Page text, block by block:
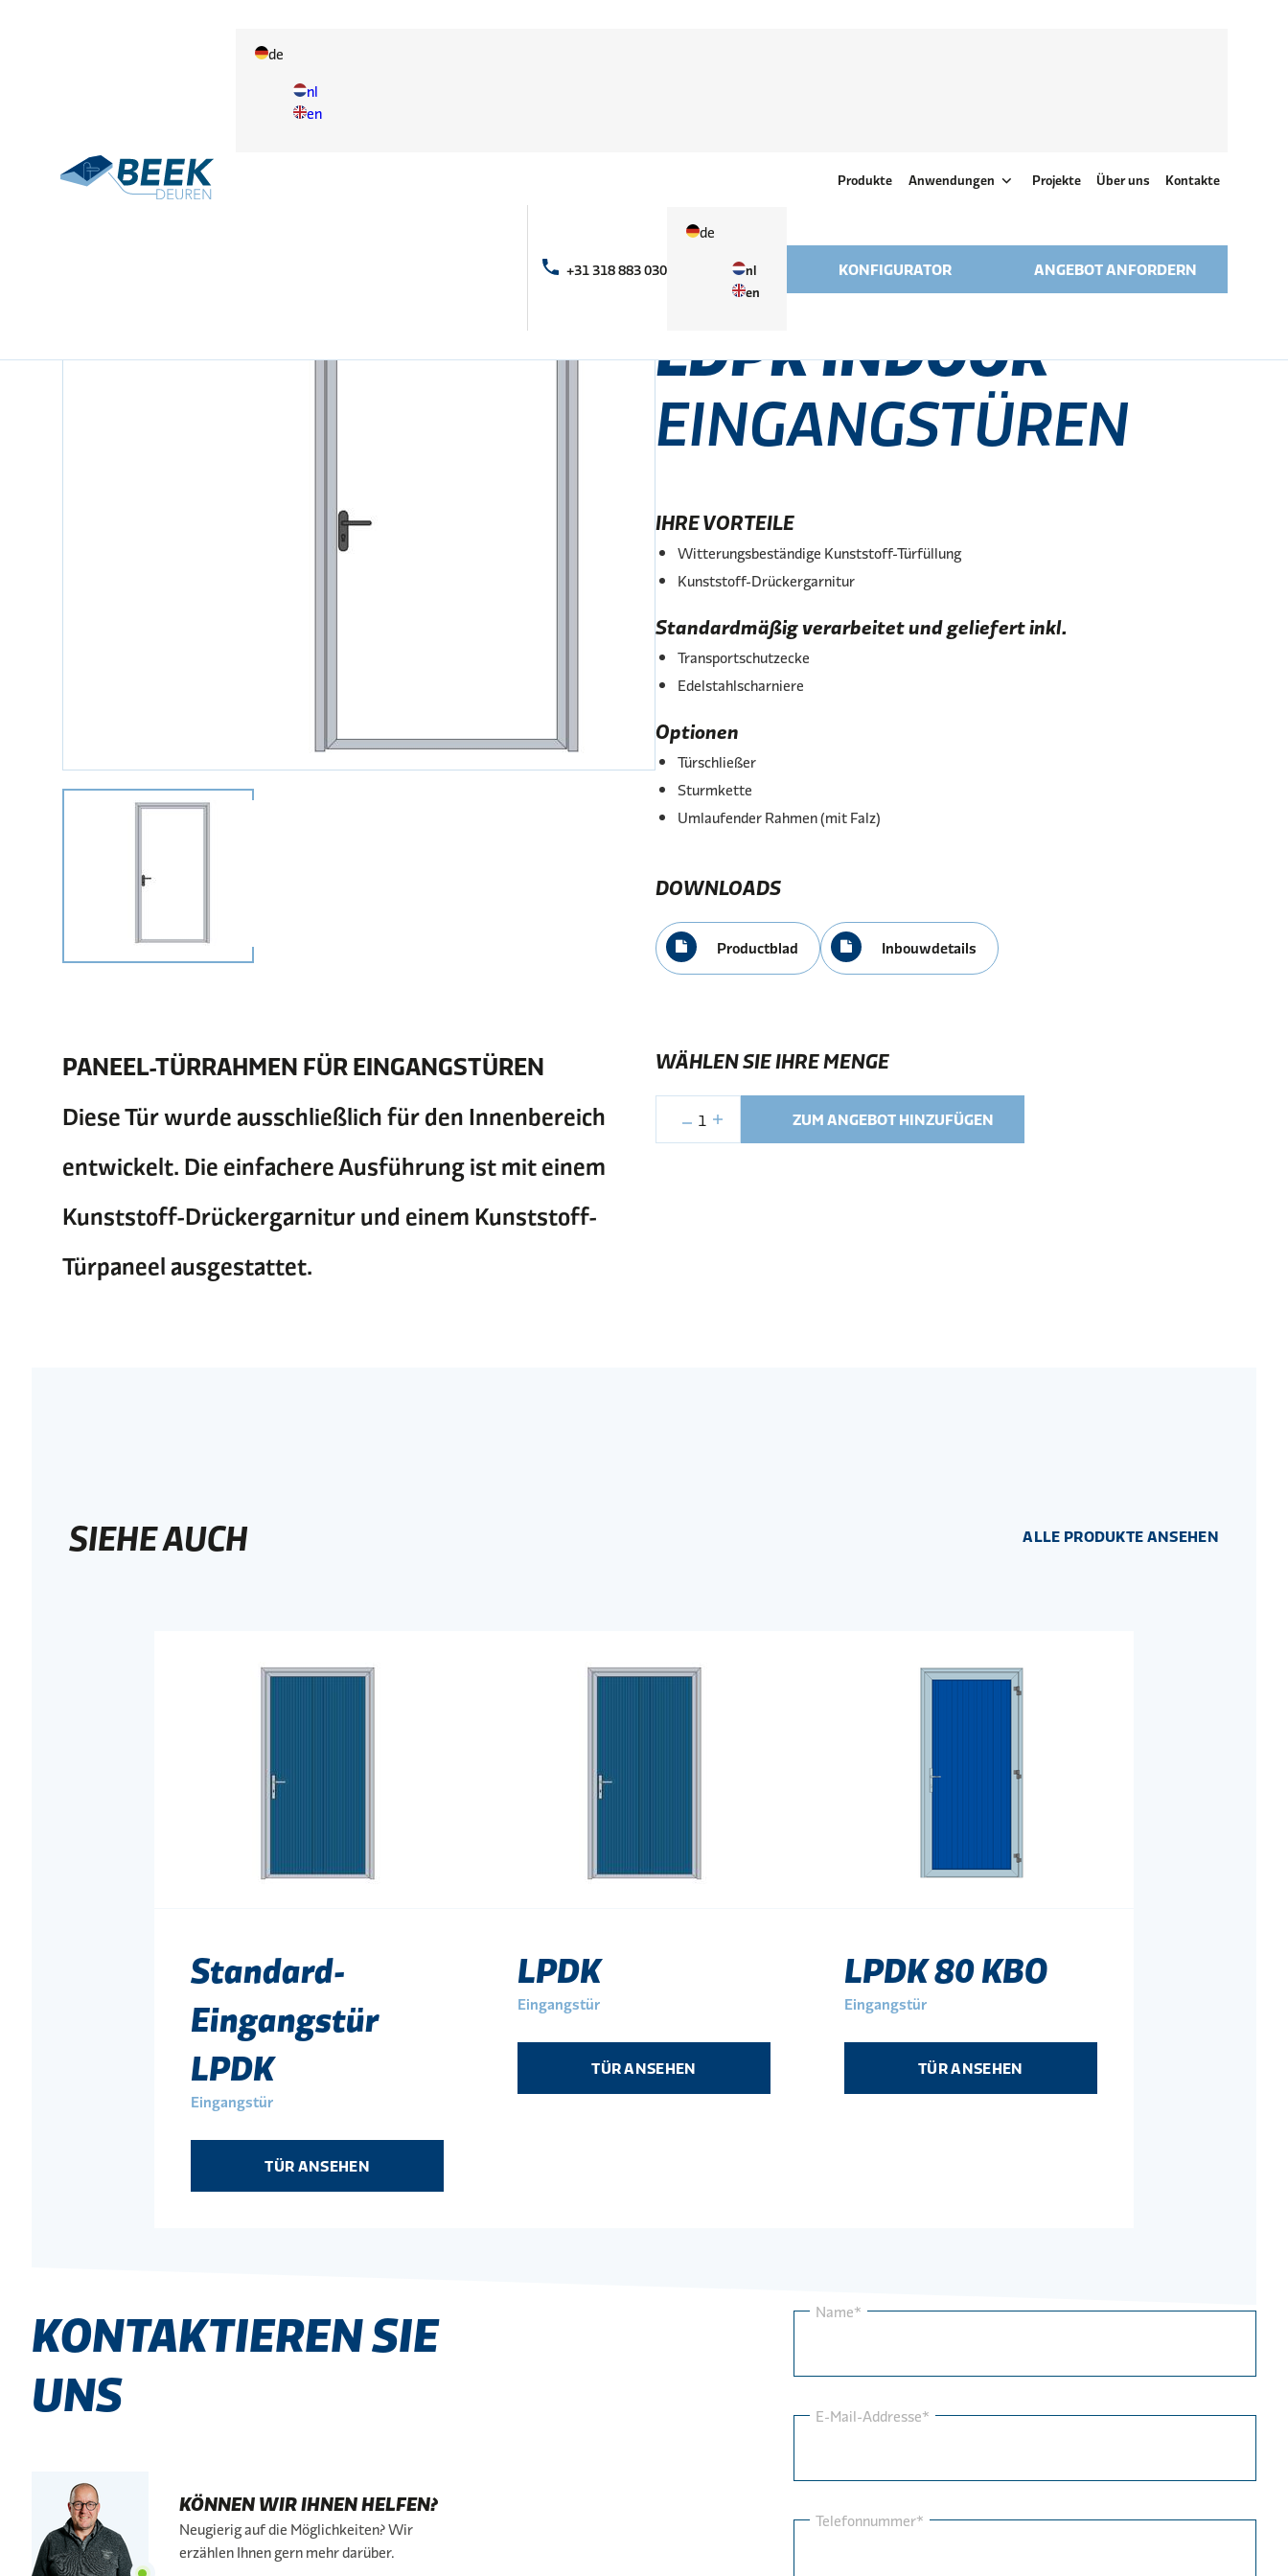
de
nl
en
Produkte Anwendungen Projekte Über uns Kontakte
+31 318 883 030
de
nl
en
KONFIGURATOR ANGEBOT ANFORDERN
PANEEL-TÜRRAHMEN FÜR EINGANGSTÜREN
Diese Tür wurde ausschließlich für den Innenbereich
entwickelt. Die einfachere Ausführung ist mit einem
Kunststoff-Drückergarnitur und einem Kunststoff-
Türpaneel ausgestattet.
Produkte
LDPKINDOOR
EINGANGSTÜREN
IHRE VORTEILE
Witterungsbeständige Kunststoff-Türfüllung
Kunststoff-Drückergarnitur
Standardmäßig verarbeitet und geliefert inkl.
Transportschutzecke
Edelstahlscharniere
Optionen
Türschließer
Sturmkette
Umlaufender Rahmen (mit Falz)
DOWNLOADS
Productblad Inbouwdetails
WÄHLEN SIE IHRE MENGE
1 ZUM ANGEBOT HINZUFÜGEN
SIEHE AUCH ALLE PRODUKTE ANSEHEN
Standard-
Eingangstür
LPDK
Eingangstür
TÜR ANSEHEN
LPDK
Eingangstür
TÜR ANSEHEN
LPDK 80 KBO
Eingangstür
TÜR ANSEHEN
KONTAKTIEREN SIE
UNS
KÖNNEN WIR IHNEN HELFEN?
Neugierig auf die Möglichkeiten? Wir
erzählen Ihnen gern mehr darüber.
Name*
E-Mail-Addresse*
Telefonnummer*